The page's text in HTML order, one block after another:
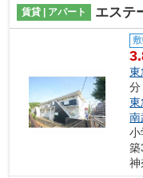
賃貸 | アパート エステー
東
分
東
南
小
築
神